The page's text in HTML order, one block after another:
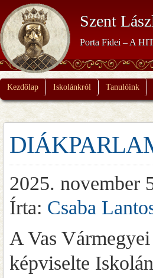
Szent
Porta Fidei – A
Kezdőlap Iskolánkról Tanulóink
2025. november
Írta: Csaba
A Vas
képviselte